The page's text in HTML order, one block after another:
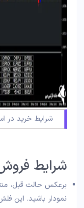
شرایط خرید در
شرایط
برعکس حالت قبل،
نمودار باشید. این